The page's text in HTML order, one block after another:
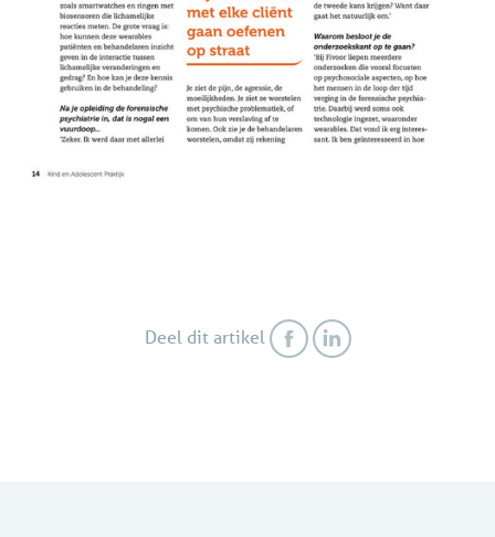
Deel dit artikel